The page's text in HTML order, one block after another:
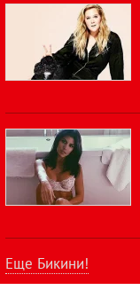
Еще Бикини!